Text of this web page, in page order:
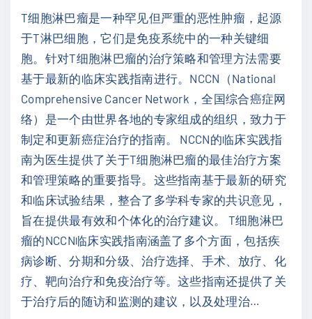
：
多
发
性
骨
髓
瘤
（
2
0
2
2
.
V
5
T细胞淋巴瘤是一种罕见但严重的恶性肿瘤，起源
于T淋巴细胞，它们是免疫系统中的一种关键细
胞。针对T细胞淋巴瘤的治疗策略和管理方法需要
基于最新的临床实践指南进行。NCCN（National
Comprehensive Cancer Network，全国综合癌症网
络）是一个由世界各地的专家组成的组织，致力于
制定和更新癌症治疗的指南。 NCCN的临床实践指
南为医生提供了关于T细胞淋巴瘤的最佳治疗方案
和管理策略的重要指导。这些指南基于最新的研究
和临床试验结果，整合了多学科专家的共识意见，
旨在提供最有效和个体化的治疗建议。 T细胞淋巴
瘤的NCCN临床实践指南涵盖了多个方面，包括疾
病诊断、分期和分级、治疗选择、手术、放疗、化
疗、靶向治疗和免疫治疗等。这些指南还提供了关
于治疗后的随访和监测的建议，以及处理治…